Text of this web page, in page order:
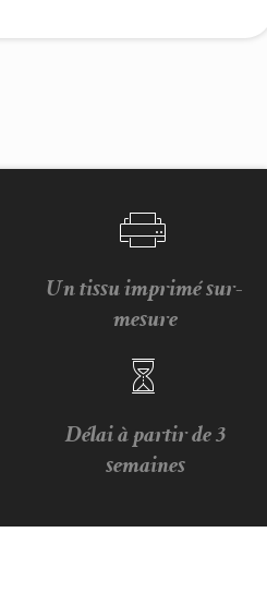
Un tissu imprimé sur-
mesure
Délai à partir de 3
semaines